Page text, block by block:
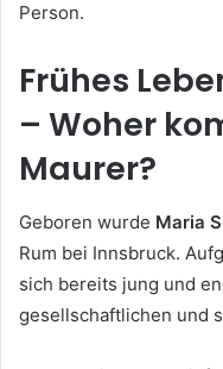
Person.
Frühes
– Woher
Maurer?
Geboren wurde Maria
Rum bei Innsbruck.
sich bereits jung und
gesellschaftlichen und